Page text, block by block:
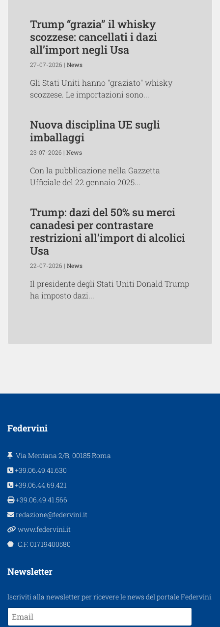
Trump “grazia” il whisky
scozzese: cancellati i dazi
all’import negli Usa
27-07-2026 | News
Gli Stati Uniti hanno "graziato" whisky
scozzese. Le importazioni sono...
Nuova disciplina UE sugli
imballaggi
23-07-2026 | News
Con la pubblicazione nella Gazzetta
Ufficiale del 22 gennaio 2025...
Trump: dazi del 50% su merci
canadesi per contrastare
restrizioni all’import di alcolici
Usa
22-07-2026 | News
Il presidente degli Stati Uniti Donald Trump
ha imposto dazi...
Federvini
Via Mentana 2/B, 00185 Roma
+39.06.49.41.630
+39.06.44.69.421
+39.06.49.41.566
redazione@federvini.it
www.federvini.it
C.F. 01719400580
Newsletter
Iscriviti alla newsletter per ricevere le news del portale Federvini.